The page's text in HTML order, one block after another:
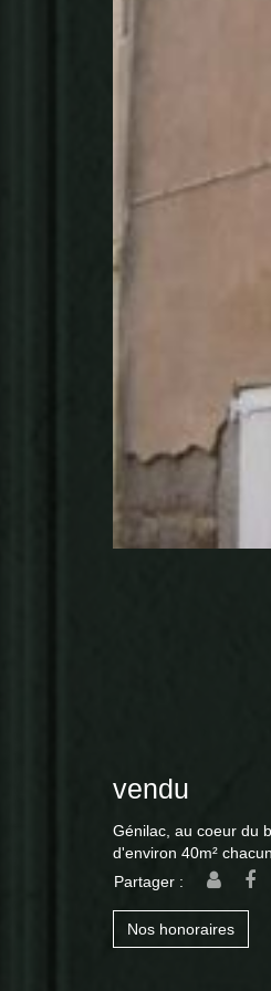
vendu
Génilac, au coeur du
d'environ 40m²
Partager :
Nos honoraires